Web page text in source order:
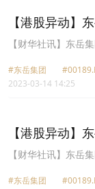
【港股异动】
【财华社讯】东岳
港股智能写手）
#东岳集团
2023-03-14 14:25
【港股异动】
【财华社讯】东岳
港股智能写手）
#东岳集团